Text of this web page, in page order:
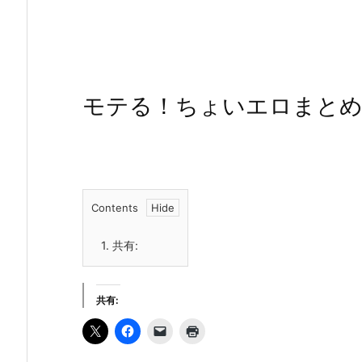
モテる！ちょいエロまと
Contents
1. 共有:
共有: